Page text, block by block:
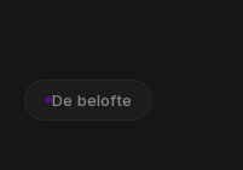
De belofte